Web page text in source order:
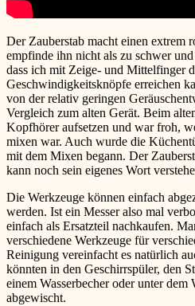
Der Zauberstab macht einen extrem
empfinde ihn nicht als zu schwer
dass ich mit Zeige- und Mittelfinger
Geschwindigkeitsknöpfe erreichen
von der relativ geringen
Vergleich zum alten Gerät. Beim
Kopfhörer aufsetzen und war froh,
mixen war. Auch wurde die
mit dem Mixen begann. Der
kann noch sein eigenes Wort
Die Werkzeuge können einfach
werden. Ist ein Messer also mal
einfach als Ersatzteil nachkaufen.
verschiedene Werkzeuge für
Reinigung vereinfacht es natürlich
könnten in den Geschirrspüler, den
einem Wasserbecher oder unter dem
abgewischt.